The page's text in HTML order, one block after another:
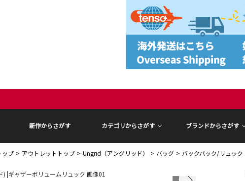
新作からさがす カテゴリからさがす ブランドからさがす
ップ アウトレットトップ Ungrid（アングリッド） バッグ バックパック/リュック